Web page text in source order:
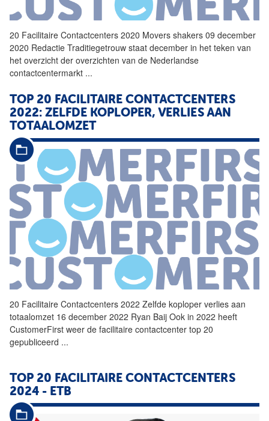
20 Facilitaire Contactcenters 2020 Movers shakers 09 december
2020 Redactie Traditiegetrouw staat december in het teken van
het overzicht der overzichten van de Nederlandse
contactcentermarkt ...
TOP 20 FACILITAIRE CONTACTCENTERS
2022: ZELFDE KOPLOPER, VERLIES AAN
TOTAALOMZET
20 Facilitaire Contactcenters 2022 Zelfde koploper verlies aan
totaalomzet 16 december 2022 Ryan Baij Ook in 2022 heeft
CustomerFirst weer de facilitaire contactcenter top 20
gepubliceerd ...
TOP 20 FACILITAIRE CONTACTCENTERS
2024 - ETB